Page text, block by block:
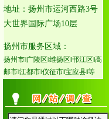
地址：扬州市运河西路3号
大世界国际广场10层
扬州市服务区域：
扬州市‖广陵区‖维扬区‖邗江区‖高
邮市‖江都市‖仪征市‖宝应县‖等